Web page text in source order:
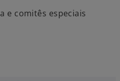
e comitês especiais